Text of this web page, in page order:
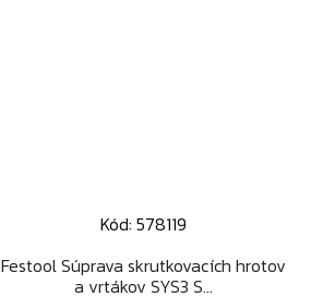
Kód: 578119
Festool Súprava skrutkovacích hrotov
a vrtákov SYS3 S...
Rýchly náhľad